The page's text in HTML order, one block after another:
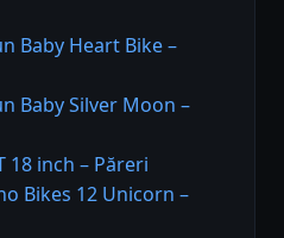
Baby Heart Bike –
Baby Silver Moon –
18 inch – Păreri
Bikes 12 Unicorn –